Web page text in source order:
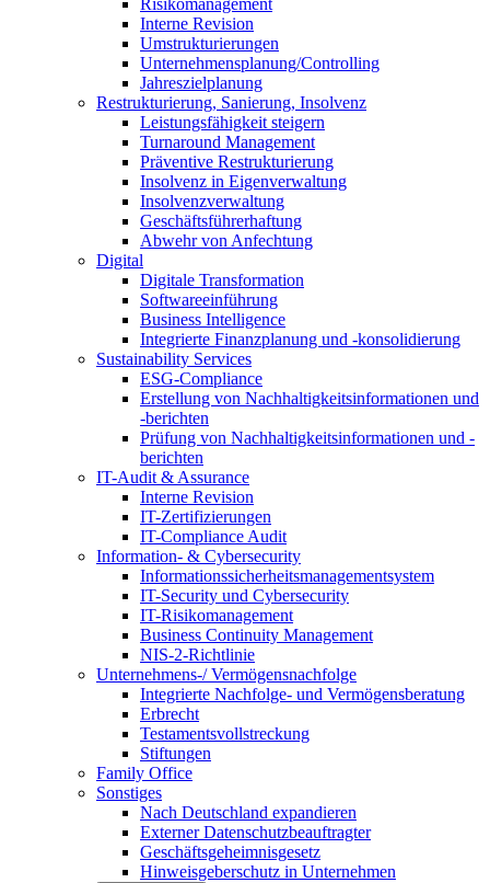
Risikomanagement
Interne Revision
Umstrukturierungen
Unternehmensplanung/Controlling
Jahreszielplanung
Restrukturierung, Sanierung, Insolvenz
Leistungsfähigkeit steigern
Turnaround Management
Präventive Restrukturierung
Insolvenz in Eigenverwaltung
Insolvenzverwaltung
Geschäftsführerhaftung
Abwehr von Anfechtung
Digital
Digitale Transformation
Softwareeinführung
Business Intelligence
Integrierte Finanzplanung und -konsolidierung
Sustainability Services
ESG-Compliance
Erstellung von Nachhaltigkeitsinformationen und
-berichten
Prüfung von Nachhaltigkeitsinformationen und -
berichten
IT-Audit & Assurance
Interne Revision
IT-Zertifizierungen
IT-Compliance Audit
Information- & Cybersecurity
Informationssicherheitsmanagementsystem
IT-Security und Cybersecurity
IT-Risikomanagement
Business Continuity Management
NIS-2-Richtlinie
Unternehmens-/Vermögensnachfolge
Integrierte Nachfolge- und Vermögensberatung
Erbrecht
Testamentsvollstreckung
Stiftungen
Family Office
Sonstiges
Nach Deutschland expandieren
Externer Datenschutzbeauftragter
Geschäftsgeheimnisgesetz
Hinweisgeberschutz in Unternehmen